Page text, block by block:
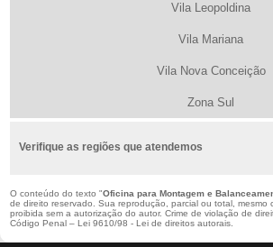
Vila Leopoldina
Vila Mariana
Vila Nova Conceição
Zona Sul
Verifique as regiões que atendemos
O conteúdo do texto "Oficina para Montagem e
de direito reservado. Sua reprodução, parcial ou total, mesmo
proibida sem a autorização do autor. Crime de violação de
Código Penal –Lei 9610/98 - Lei de direitos autorais